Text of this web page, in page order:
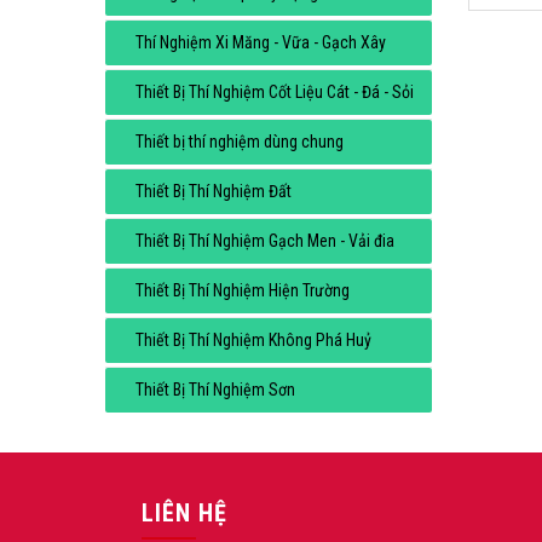
Thí Nghiệm Xi Măng - Vữa - Gạch Xây
Thiết Bị Thí Nghiệm Cốt Liệu Cát - Đá - Sỏi
Thiết bị thí nghiệm dùng chung
Thiết Bị Thí Nghiệm Đất
Thiết Bị Thí Nghiệm Gạch Men - Vải đia
Thiết Bị Thí Nghiệm Hiện Trường
Thiết Bị Thí Nghiệm Không Phá Huỷ
Thiết Bị Thí Nghiệm Sơn
LIÊN HỆ